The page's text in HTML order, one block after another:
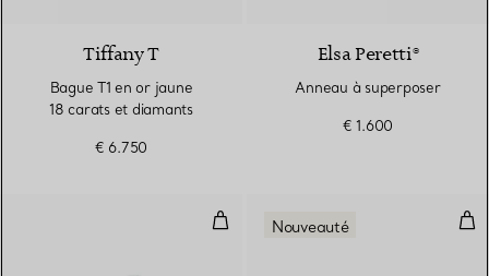
Tiffany T
Bague T1 en or jaune
18 carats et diamants
€ 6.750
Elsa Peretti®
Anneau à superposer
€ 1.600
Bague X à trois rangs en or
Nouveauté